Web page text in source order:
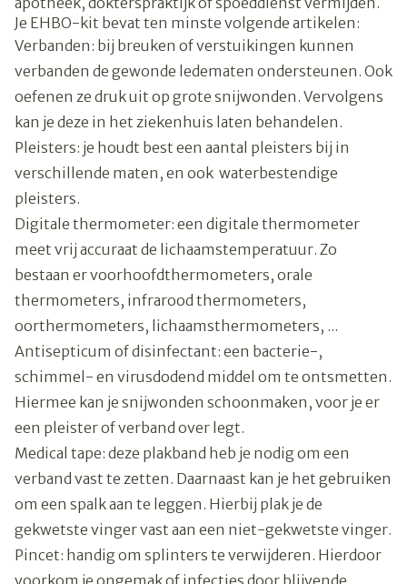
Je EHBO-kit bevat ten minste volgende artikelen:
Verbanden: bij breuken of verstuikingen kunnen
verbanden de gewonde ledematen ondersteunen. Ook
oefenen ze druk uit op grote snijwonden. Vervolgens
kan je deze in het ziekenhuis laten behandelen.
Pleisters: je houdt best een aantal pleisters bij in
verschillende maten, en ook waterbestendige
pleisters.
Digitale thermometer: een digitale thermometer
meet vrij accuraat de lichaamstemperatuur. Zo
bestaan er voorhoofdthermometers, orale
thermometers, infrarood thermometers,
oorthermometers, lichaamsthermometers, ...
Antisepticum of disinfectant: een bacterie-,
schimmel- en virusdodend middel om te ontsmetten.
Hiermee kan je snijwonden schoonmaken, voor je er
een pleister of verband over legt.
Medical tape: deze plakband heb je nodig om een
verband vast te zetten. Daarnaast kan je het gebruiken
om een spalk aan te leggen. Hierbij plak je de
gekwetste vinger vast aan een niet-gekwetste vinger.
Pincet: handig om splinters te verwijderen. Hierdoor